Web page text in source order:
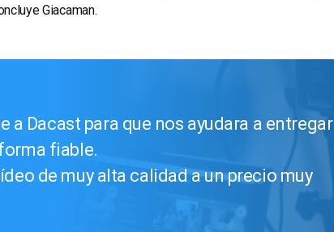
Giacaman.
Dacast para que nos ayudara a entregar
fiable.
de muy alta calidad a un precio muy